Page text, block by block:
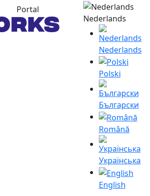
Portal
Nederlands
Nederlands
Polski
Български
Română
Українська
English